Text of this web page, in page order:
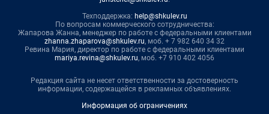
Техподдержка: help@shkulev.ru
По вопросам коммерческого сотрудничества:
Жапарова Жанна, менеджер по работе с федеральными клиентами
zhanna.zhaparova@shkulev.ru, моб. + 7 982 640 34 32
Ревина Мария, директор по работе с федеральными клиентами
mariya.revina@shkulev.ru, моб. +7 910 402 4056
Редакция сайта не несет ответственности за достоверность
информации, содержащейся в рекламных объявлениях.
Информация об ограничениях